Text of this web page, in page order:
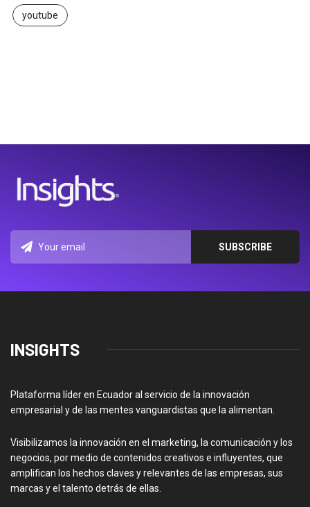
youtube
INSIGHTS
Plataforma líder en Ecuador al servicio de la innovación
empresarial y de las mentes vanguardistas que la alimentan.
Visibilizamos la innovación en el marketing, la comunicación y los
negocios, por medio de contenidos creativos e influyentes, que
amplifican los hechos claves y relevantes de las empresas, sus
marcas y el talento detrás de ellas.